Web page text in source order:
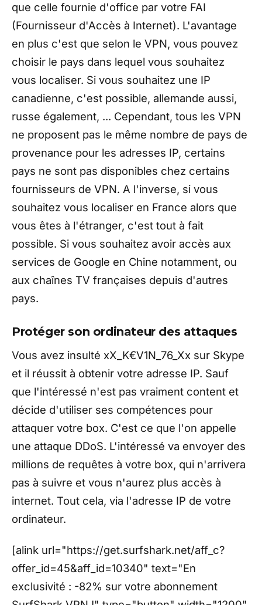
que celle fournie d'office par votre FAI
(Fournisseur d'Accès à Internet). L'avantage
en plus c'est que selon le VPN, vous pouvez
choisir le pays dans lequel vous souhaitez
vous localiser. Si vous souhaitez une IP
canadienne, c'est possible, allemande aussi,
russe également, ... Cependant, tous les VPN
ne proposent pas le même nombre de pays de
provenance pour les adresses IP, certains
pays ne sont pas disponibles chez certains
fournisseurs de VPN. A l'inverse, si vous
souhaitez vous localiser en France alors que
vous êtes à l'étranger, c'est tout à fait
possible. Si vous souhaitez avoir accès aux
services de Google en Chine notamment, ou
aux chaînes TV françaises depuis d'autres
pays.
Protéger son ordinateur des attaques
Vous avez insulté xX_K€V1N_76_Xx sur Skype
et il réussit à obtenir votre adresse IP. Sauf
que l'intéressé n'est pas vraiment content et
décide d'utiliser ses compétences pour
attaquer votre box. C'est ce que l'on appelle
une attaque DDoS. L'intéressé va envoyer des
millions de requêtes à votre box, qui n'arrivera
pas à suivre et vous n'aurez plus accès à
internet. Tout cela, via l'adresse IP de votre
ordinateur.
[alink url="https://get.surfshark.net/aff_c?
offer_id=45&aff_id=10340" text="En
exclusivité : -82% sur votre abonnement